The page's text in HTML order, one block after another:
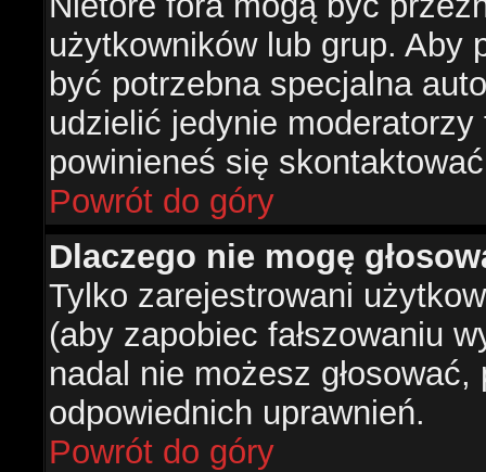
użytkowników lub grup. Aby
być potrzebna specjalna
udzielić jedynie
powinieneś się
Powrót do góry
Dlaczego nie mogę
Tylko zarejestrowani
(aby zapobiec fałszowaniu
nadal nie możesz
odpowiednich uprawnień.
Powrót do góry